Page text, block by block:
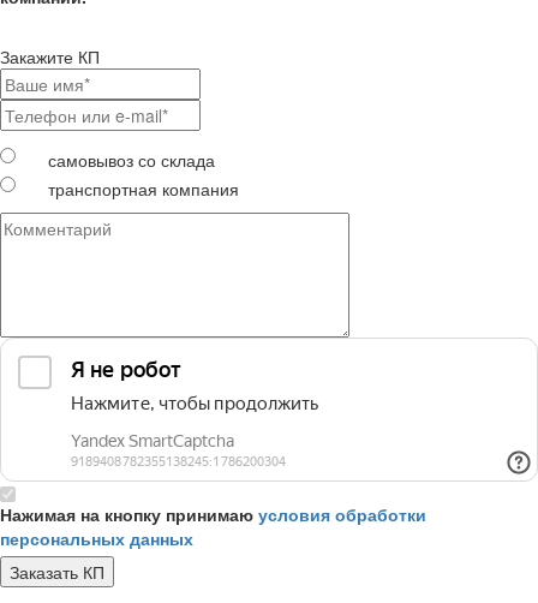
Закажите КП
самовывоз со склада
транспортная компания
Нажимая на кнопку принимаю условия обработки
персональных данных